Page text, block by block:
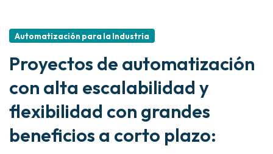
Automatización para la Industria
Proyectos de automatización
con alta escalabilidad y
flexibilidad con grandes
beneficios a corto plazo: